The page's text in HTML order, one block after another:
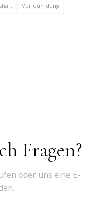
Verleumdung
Fragen?
oder uns eine E-